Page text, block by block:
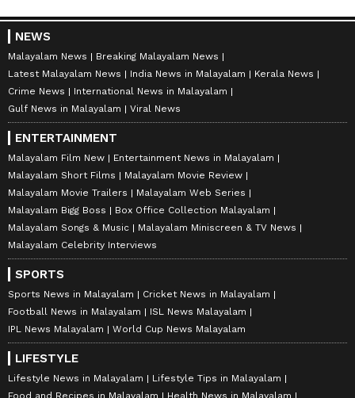
NEWS
Malayalam News
Breaking Malayalam News
Latest Malayalam News
India News in Malayalam
Kerala News
Crime News
International News in Malayalam
Gulf News in Malayalam
Viral News
ENTERTAINMENT
Malayalam Film New
Entertainment News in Malayalam
Malayalam Short Films
Malayalam Movie Review
Malayalam Movie Trailers
Malayalam Web Series
Malayalam Bigg Boss
Box Office Collection Malayalam
Malayalam Songs & Music
Malayalam Miniscreen & TV News
Malayalam Celebrity Interviews
SPORTS
Sports News in Malayalam
Cricket News in Malayalam
Football News in Malayalam
ISL News Malayalam
IPL News Malayalam
World Cup News Malayalam
LIFESTYLE
Lifestyle News in Malayalam
Lifestyle Tips in Malayalam
Food and Recipes in Malayalam
Health News in Malayalam